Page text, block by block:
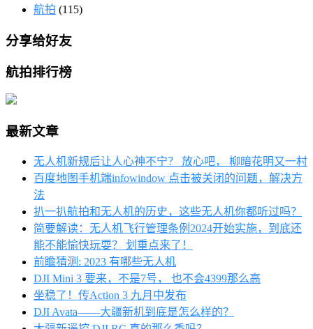
航拍 (115)
分享给好友
航拍排行榜
最新文章
无人机新规后让人心神不宁？ 放心吧， 柳暗花明又一村
百度地图手机端infowindow 点击被关闭的问题，解决方
法
扒一扒航拍和无人机的历史，这些无人机你都听过吗？
简要解读：无人机飞行管理条例2024开始实施，到底还
能不能愉快玩耍？ 划重点来了！
前瞻猜测: 2023 有哪些无人机
DJI Mini 3 要来，不是7号， 也不会4399那么高
坐稳了！传Action 3 九月中发布
DJI Avata——大疆新机到底是怎么样的？